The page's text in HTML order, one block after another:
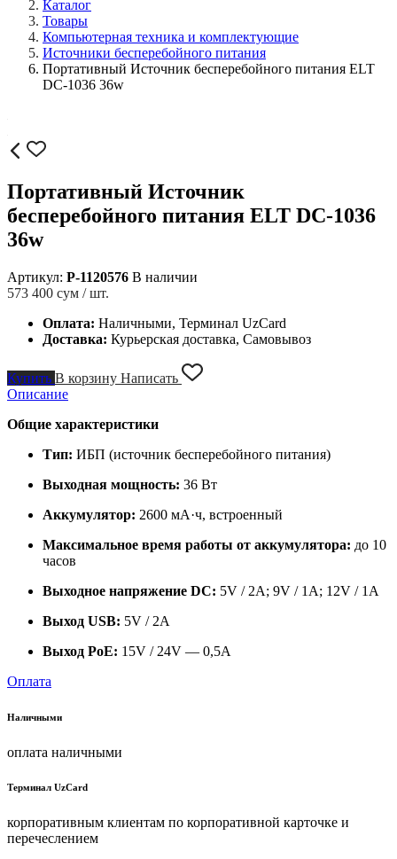
Каталог
Товары
Компьютерная техника и комплектующие
Источники бесперебойного питания
Портативный Источник бесперебойного питания ELT
DC-1036 36w
Портативный Источник
бесперебойного питания ELT DC-1036
36w
Артикул: P-1120576 В наличии
573 400 сум / шт.
Оплата: Наличными, Терминал UzCard
Доставка: Курьерская доставка, Самовывоз
Купить В корзину Написать
Описание
Общие характеристики
Тип: ИБП (источник бесперебойного питания)
Выходная мощность: 36 Вт
Аккумулятор: 2600 мА·ч, встроенный
Максимальное время работы от аккумулятора: до 10
часов
Выходное напряжение DC: 5V / 2A; 9V / 1A; 12V / 1A
Выход USB: 5V / 2A
Выход PoE: 15V / 24V — 0,5A
Оплата
Наличными
оплата наличными
Терминал UzCard
корпоративным клиентам по корпоративной карточке и
перечеслением